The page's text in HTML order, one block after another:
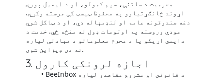
محرمیت د ساتنې، سپم کمولو، او د ایمیل پورې
اړوند ځانګړتیاوو په محفوظ ټیسټ کې مرسته وکړي.
دغه صندوقونه عامه او لنډمهاله دي، او د ټاکل شوي
مودې وروسته په اوتومات ډول له منځه ځي. خدمت د
دایمي اړیکو یا د محرم معلوماتو د تبادلې لپاره
نه دی ډیزاین شوی.
3. اجازه لرونکی کارول
BeeInbox د قانوني او مشروع مقاصدو لپاره